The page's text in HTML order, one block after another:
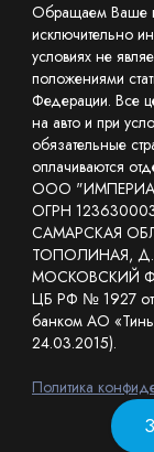
Обращаем Ваше
исключительно
условиях не
положениями
Федерации. Все
на авто и при
обязательные
оплачиваются
ООО
ОГРН
САМАРСКАЯ
ТОПОЛИНАЯ, Д.
МОСКОВСКИЙ
ЦБ РФ № 1927 от
банком АО
24.03.2015).
Политика